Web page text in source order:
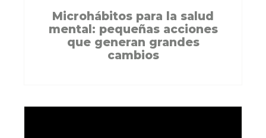
Microhábitos para la salud
mental: pequeñas acciones
que generan grandes
cambios